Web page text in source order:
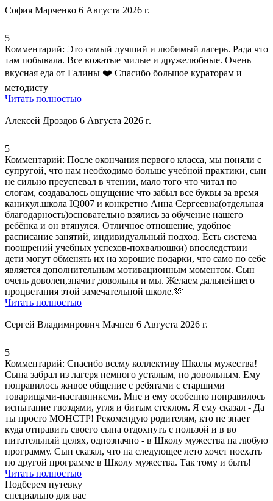
София Марченко 6 Августа 2026 г.
5
Комментарий: Это самый лучший и любимый лагерь. Рада что
там побывала. Все вожатые милые и дружелюбные. Очень
вкусная еда от Галины ❤️ Спасибо большое кураторам и
методисту
Читать полностью
Алексей Дроздов 6 Августа 2026 г.
5
Комментарий: После окончания первого класса, мы поняли с
супругой, что нам необходимо больше учебной практики, сын
не сильно преуспевал в чтении, мало того что читал по
слогам, создавалось ощущение что забыл все буквы за время
каникул.школа IQ007 и конкретно Анна Сергеевна(отдельная
благодарность)основательно взялись за обучение нашего
ребëнка и он втянулся. Отличное отношение, удобное
расписание занятий, индивидуальный подход. Есть система
поощрений учебных успехов-похвалюшки) впоследствии
дети могут обменять их на хорошие подарки, что само по себе
является дополнительным мотивационным моментом. Сын
очень доволен,значит довольны и мы. Желаем дальнейшего
процветания этой замечательной школе.🫶
Читать полностью
Сергей Владимирович Мачнев 6 Августа 2026 г.
5
Комментарий: Спасибо всему коллективу Школы мужества!
Сына забрал из лагеря немного усталым, но довольным. Ему
понравилось живое общение с ребятами с старшими
товарищами-наставниксми. Мне и ему особенно понравилось
испытание гвоздями, угля и битым стеклом. Я ему сказал - Да
ты просто МОНСТР! Рекомендую родителям, кто не знает
куда отправить своего сына отдохнуть с пользой и в во
питательный целях, однозначно - в Школу мужества на любую
программу. Сын сказал, что на следующее лето хочет поехать
по другой программе в Школу мужества. Так тому и быть!
Читать полностью
Подберем путевку
специально для вас